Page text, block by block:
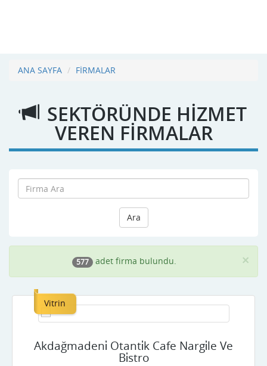
ANA SAYFA FİRMALAR
SEKTÖRÜNDE HİZMET
VEREN FİRMALAR
Ara
×
577 adet firma bulundu.
Vitrin
Akdağmadeni̇ Otanti̇k Cafe Nargi̇le Ve
Bi̇stro